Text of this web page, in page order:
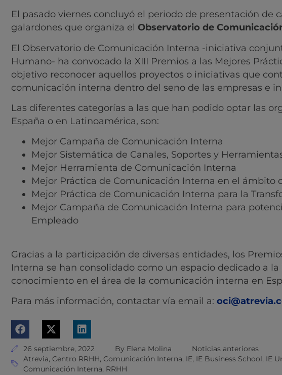
El pasado viernes concluyó el periodo de presentación de
galardones que organiza el Observatorio de
El Observatorio de Comunicación Interna -iniciativa
Humano- ha convocado la XIII Premios a las Mejores
objetivo reconocer aquellos proyectos o iniciativas que
comunicación interna dentro del seno de las empresas e
Las diferentes categorías a las que han podido optar las
España o en Latinoamérica, son:
Mejor Campaña de Comunicación Interna
Mejor Sistemática de Canales, Soportes y
Mejor Herramienta de Comunicación Interna
Mejor Práctica de Comunicación Interna en el ámbito
Mejor Práctica de Comunicación Interna para la
Mejor Campaña de Comunicación Interna para
Empleado
Gracias a la participación de diversas entidades, los
Interna se han consolidado como un espacio dedicado a
conocimiento en el área de la comunicación interna en
Para más información, contactar vía email a:
26 septiembre, 2022 By Elena Molina
Noticias anteriores
Atrevia, Centro RRHH, Comunicación Interna, IE, IE Business School, IE
Comunicación Interna, RRHH